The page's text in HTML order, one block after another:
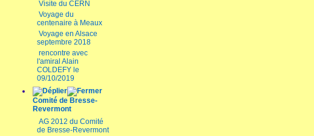
Visite du CERN
Voyage du
centenaire à Meaux
Voyage en Alsace
septembre 2018
rencontre avec
l'amiral Alain
COLDEFY le
09/10/2019
Comité de Bresse-
Revermont
AG 2012 du Comité
de Bresse-Revermont